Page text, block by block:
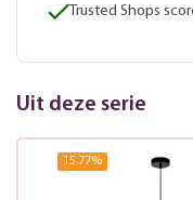
Trusted Shops
Uit deze serie
15.77%